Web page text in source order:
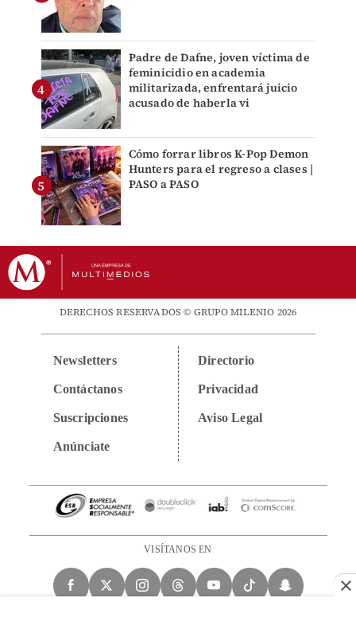
Padre de Dafne, joven víctima de
feminicidio en academia
militarizada, enfrentará juicio
acusado de haberla vi
Cómo forrar libros K-Pop Demon
Hunters para el regreso a clases |
PASO a PASO
DERECHOS RESERVADOS © GRUPO MILENIO 2026
Newsletters
Contáctanos
Suscripciones
Anúnciate
Directorio
Privacidad
Aviso Legal
VISÍTANOS EN